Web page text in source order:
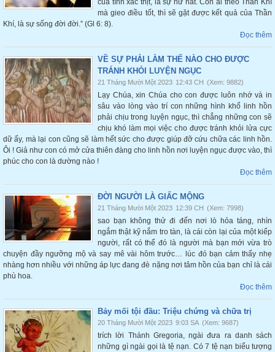
của tính xác thịt, là sự hư nát. Còn ai theo Thần Khí
mà gieo điều tốt, thì sẽ gặt được kết quả của Thần
Khí, là sự sống đời đời.” (Gl 6: 8).
Đọc thêm
VỀ SỰ PHẢI LÀM THẾ NÀO CHO ĐƯỢC
TRÁNH KHỎI LUYỆN NGỤC
21 Tháng Mười Một 2023 12:43 CH (Xem: 9882)
Lạy Chúa, xin Chúa cho con được luôn nhớ và in
sâu vào lòng vào trí con những hình khổ linh hồn
phải chịu trong luyện ngục, thì chẳng những con sẽ
chịu khó làm mọi việc cho được tránh khỏi lửa cực
dữ ấy, mà lại con cũng sẽ làm hết sức cho được giúp đỡ cứu chữa các linh hồn.
Ôi ! Giả như con có mở cửa thiên đàng cho linh hồn nơi luyện ngục được vào, thì
phúc cho con là dường nào !
Đọc thêm
ĐỜI NGƯỜI LÀ GIẤC MỘNG
21 Tháng Mười Một 2023 12:39 CH (Xem: 7998)
sao bạn không thử đi đến nơi lò hỏa táng, nhìn
ngắm thật kỹ nắm tro tàn, là cái còn lại của một kiếp
người, rất có thể đó là người mà bạn mới vừa trò
chuyện đầy ngưỡng mộ và say mê vài hôm trước… lúc đó bạn cảm thấy nhẹ
nhàng hơn nhiều với những áp lực đang đè nặng nơi tâm hồn của bạn chỉ là cái
phù hoa.
Đọc thêm
Bảy mối tội đầu: Triệu chứng và chữa trị
20 Tháng Mười Một 2023 9:03 SA (Xem: 9687)
trích lời Thánh Gregoria, ngài đưa ra danh sách
những gì ngài gọi là tệ nạn. Có 7 tệ nạn biểu tượng